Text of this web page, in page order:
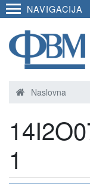
NAVIGACIJA
Naslovna
1